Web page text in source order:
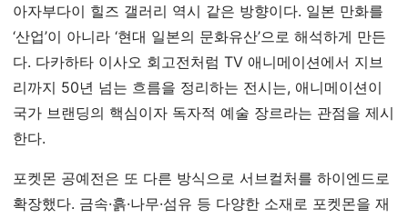
아자부다이 힐즈 갤러리 역시 같은 방향이다. 일본 만화를
‘산업’이 아니라 ‘현대 일본의 문화유산’으로 해석하게 만든
다. 다카하타 이사오 회고전처럼 TV 애니메이션에서 지브
리까지 50년 넘는 흐름을 정리하는 전시는, 애니메이션이
국가 브랜딩의 핵심이자 독자적 예술 장르라는 관점을 제시
한다.
포켓몬 공예전은 또 다른 방식으로 서브컬처를 하이엔드로
확장했다. 금속·흙·나무·섬유 등 다양한 소재로 포켓몬을 재